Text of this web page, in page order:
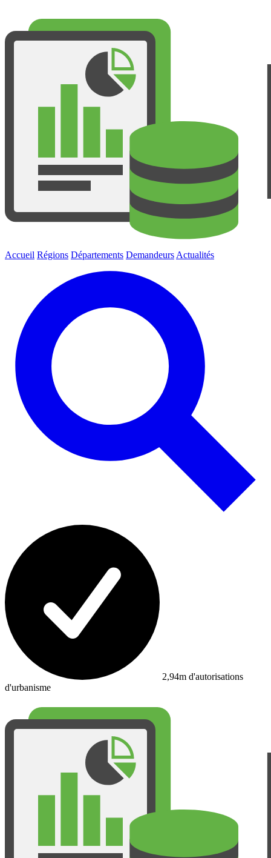
Accueil Régions Départements Demandeurs Actualités
2,94m d'autorisations
d'urbanisme